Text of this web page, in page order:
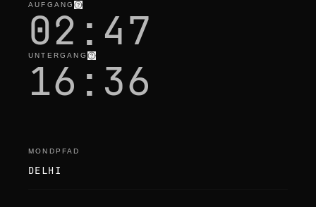
AUFGANG
02:47
UNTERGANG
16:36
MONDPFAD
DELHI